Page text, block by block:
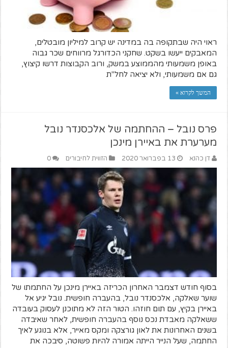
ראוי היה שבתקופה בה במדינה יש קרוב למיליון מובטלים,
המאבקים ייעשו בשקט. שחקני הכדורגל מרווחים שכר גבוה
באופן משמעותי מהממוצע במשק, ורוב הקבוצות דרשו קיצוץ,
גם אם משמעותי, ולא יציאה לחל"ת
המשך לקרוא »
פרס נובל – ההחתמה של אלכסנדר נובל
מערערת את באיירן מינכן
דן כהנא 13 בפברואר 2020 הזווית לחיבורים 0
בסוף חודש דצמבר האחרון הכריזה באיירן מינכן על החתמתו של
שוער שאלקה, אלכסנדר נובל, בהעברה חופשית. נובל יגיע אל
באיירן בקיץ, עם תום חוזהו. הטור הזה לא מתוכנן לעסוק בעובדה
ששאלקה מאבדת נכס נוסף בהעברה חופשית, לאחר שאיבדה
בשנים האחרונות את לאון גורצקה ומקס מאייר, אלא בנוגע לאיך
החתמה, שעל הנייר הייתה אמורה להיות פשוטה, סיבכה את